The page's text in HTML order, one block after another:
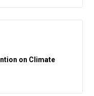
on Climate